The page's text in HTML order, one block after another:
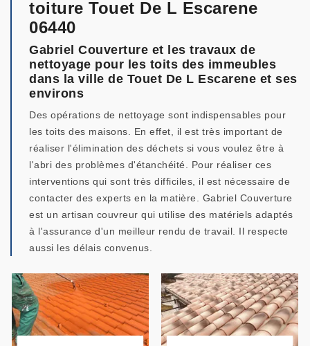
toiture Touet De L Escarene
06440
Gabriel Couverture et les travaux de
nettoyage pour les toits des immeubles
dans la ville de Touet De L Escarene et ses
environs
Des opérations de nettoyage sont indispensables pour
les toits des maisons. En effet, il est très important de
réaliser l'élimination des déchets si vous voulez être à
l'abri des problèmes d'étanchéité. Pour réaliser ces
interventions qui sont très difficiles, il est nécessaire de
contacter des experts en la matière. Gabriel Couverture
est un artisan couvreur qui utilise des matériels adaptés
à l'assurance d'un meilleur rendu de travail. Il respecte
aussi les délais convenus.